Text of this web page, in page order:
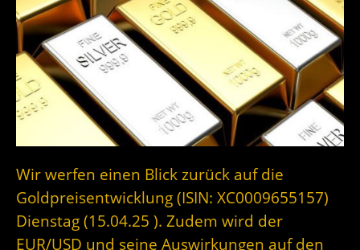
Wir werfen einen Blick zurück auf die
Goldpreisentwicklung (ISIN: XC0009655157)
Dienstag (15.04.25 ). Zudem wird der
EUR/USD und seine Auswirkungen auf den